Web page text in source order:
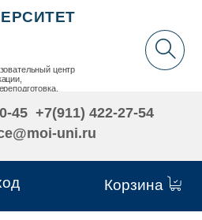
Корзина
центр
45 +7(911) 422-27-54
uni.ru